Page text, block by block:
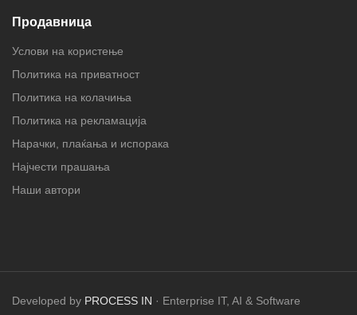
Продавница
Услови на користење
Политика на приватност
Политика на колачиња
Политика на рекламација
Нарачки, плаќања и испорака
Најчести прашања
Наши автори
Developed by PROCESS IN · Enterprise IT, AI & Software